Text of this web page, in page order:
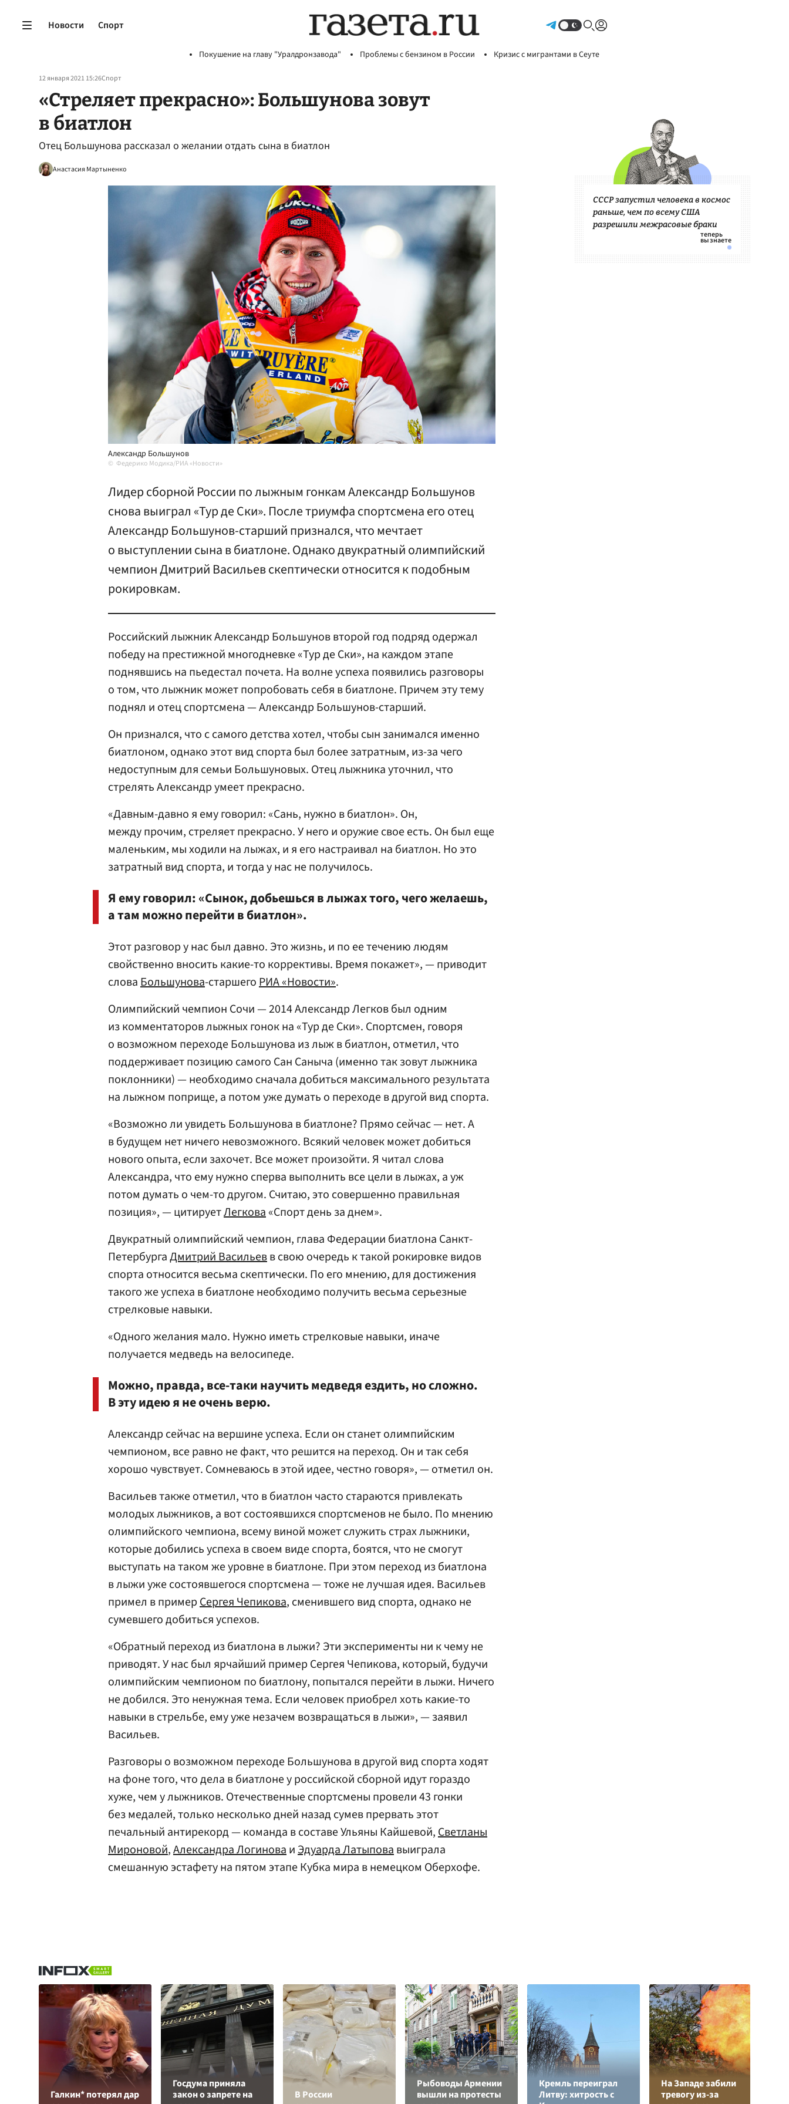
Новости Спорт
Покушение на главу "Уралдронзавода" Проблемы с бензином в России Кризис с мигрантами в Сеуте
12 января 2021 15:26Спорт
«Стреляет прекрасно»: Большунова зовут
в биатлон
Отец Большунова рассказал о желании отдать сына в биатлон
Анастасия Мартыненко
Александр Большунов
Федерико Модика/РИА «Новости»
Лидер сборной России по лыжным гонкам Александр Большунов
снова выиграл «Тур де Ски». После триумфа спортсмена его отец
Александр Большунов-старший признался, что мечтает
о выступлении сына в биатлоне. Однако двукратный олимпийский
чемпион Дмитрий Васильев скептически относится к подобным
рокировкам.
Российский лыжник Александр Большунов второй год подряд одержал
победу на престижной многодневке «Тур де Ски», на каждом этапе
поднявшись на пьедестал почета. На волне успеха появились разговоры
о том, что лыжник может попробовать себя в биатлоне. Причем эту тему
поднял и отец спортсмена — Александр Большунов-старший.
Он признался, что с самого детства хотел, чтобы сын занимался именно
биатлоном, однако этот вид спорта был более затратным, из-за чего
недоступным для семьи Большуновых. Отец лыжника уточнил, что
стрелять Александр умеет прекрасно.
«Давным-давно я ему говорил: «Сань, нужно в биатлон». Он,
между прочим, стреляет прекрасно. У него и оружие свое есть. Он был еще
маленьким, мы ходили на лыжах, и я его настраивал на биатлон. Но это
затратный вид спорта, и тогда у нас не получилось.
Я ему говорил: «Сынок, добьешься в лыжах того, чего желаешь,
а там можно перейти в биатлон».
Этот разговор у нас был давно. Это жизнь, и по ее течению людям
свойственно вносить какие-то коррективы. Время покажет», — приводит
словаБольшунова-старшегоРИА «Новости».
Олимпийский чемпион Сочи — 2014 Александр Легков был одним
из комментаторов лыжных гонок на «Тур де Ски». Спортсмен, говоря
о возможном переходе Большунова из лыж в биатлон, отметил, что
поддерживает позицию самого Сан Саныча (именно так зовут лыжника
поклонники) — необходимо сначала добиться максимального результата
на лыжном поприще, а потом уже думать о переходе в другой вид спорта.
«Возможно ли увидеть Большунова в биатлоне? Прямо сейчас — нет. А
в будущем нет ничего невозможного. Всякий человек может добиться
нового опыта, если захочет. Все может произойти. Я читал слова
Александра, что ему нужно сперва выполнить все цели в лыжах, а уж
потом думать о чем-то другом. Считаю, это совершенно правильная
позиция», — цитируетЛегкова«Спорт день за днем».
Двукратный олимпийский чемпион, глава Федерации биатлона Санкт-
ПетербургаДмитрий Васильевв свою очередь к такой рокировке видов
спорта относится весьма скептически. По его мнению, для достижения
такого же успеха в биатлоне необходимо получить весьма серьезные
стрелковые навыки.
«Одного желания мало. Нужно иметь стрелковые навыки, иначе
получается медведь на велосипеде.
Можно, правда, все-таки научить медведя ездить, но сложно.
В эту идею я не очень верю.
Александр сейчас на вершине успеха. Если он станет олимпийским
чемпионом, все равно не факт, что решится на переход. Он и так себя
хорошо чувствует. Сомневаюсь в этой идее, честно говоря», — отметил он.
Васильев также отметил, что в биатлон часто стараются привлекать
молодых лыжников, а вот состоявшихся спортсменов не было. По мнению
олимпийского чемпиона, всему виной может служить страх лыжники,
которые добились успеха в своем виде спорта, боятся, что не смогут
выступать на таком же уровне в биатлоне. При этом переход из биатлона
в лыжи уже состоявшегося спортсмена — тоже не лучшая идея. Васильев
примел в примерСергея Чепикова, сменившего вид спорта, однако не
сумевшего добиться успехов.
«Обратный переход из биатлона в лыжи? Эти эксперименты ни к чему не
приводят. У нас был ярчайший пример Сергея Чепикова, который, будучи
олимпийским чемпионом по биатлону, попытался перейти в лыжи. Ничего
не добился. Это ненужная тема. Если человек приобрел хоть какие-то
навыки в стрельбе, ему уже незачем возвращаться в лыжи», — заявил
Васильев.
Разговоры о возможном переходе Большунова в другой вид спорта ходят
на фоне того, что дела в биатлоне у российской сборной идут гораздо
хуже, чем у лыжников. Отечественные спортсмены провели 43 гонки
без медалей, только несколько дней назад сумев прервать этот
печальный антирекорд — команда в составе Ульяны Кайшевой,Светланы
Мироновой,Александра ЛогиноваиЭдуарда Латыповавыиграла
смешанную эстафету на пятом этапе Кубка мира в немецком Оберхофе.
СССР запустил человека в космос
раньше, чем по всему США
разрешили межрасовые браки
Галкин* потерял дар
Госдума приняла
закон о запрете на
В России
Рыбоводы Армении
вышли на протесты
Кремль переиграл
Литву: хитрость с
На Западе забили
тревогу из-за